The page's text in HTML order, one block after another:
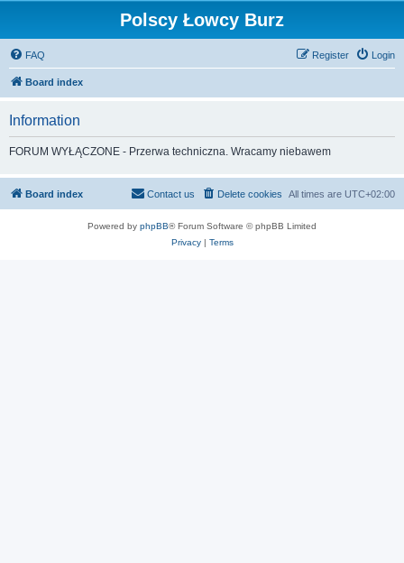
Polscy Łowcy Burz
FAQ Login
Register
Board index
Information
FORUM WYŁĄCZONE - Przerwa techniczna. Wracamy niebawem
Board index All times are UTC+02:00
Delete cookies
Contact us
Powered by phpBB® Forum Software © phpBB Limited
Privacy| Terms